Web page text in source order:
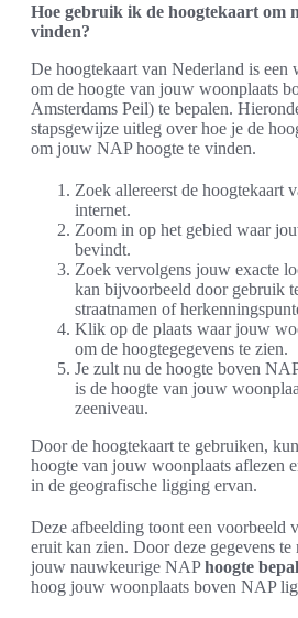
Hoe gebruik ik de hoogtekaart om
vinden?
De hoogtekaart van Nederland is een
om de hoogte van jouw woonplaats
Amsterdams Peil) te bepalen.
stapsgewijze uitleg over hoe je de
om jouw NAP hoogte te vinden.
Zoek allereerst de hoogtekaart
internet.
Zoom in op het gebied waar
bevindt.
Zoek vervolgens jouw exacte
kan bijvoorbeeld door gebruik
straatnamen of
Klik op de plaats waar jouw
om de hoogtegegevens te zien.
Je zult nu de hoogte boven
is de hoogte van jouw
zeeniveau.
Door de hoogtekaart te gebruiken,
hoogte van jouw woonplaats aflezen
in de geografische ligging ervan.
Deze afbeelding toont een voorbeeld
eruit kan zien. Door deze gegevens te
jouw nauwkeurige NAPhoogte
hoog jouw woonplaats boven NAP